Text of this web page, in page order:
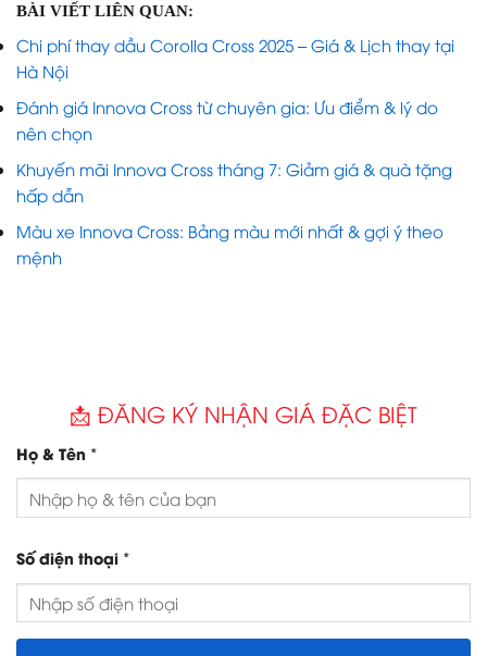
BÀI VIẾT LIÊN QUAN:
Chi phí thay dầu Corolla Cross 2025 – Giá & Lịch thay tại
Hà Nội
Đánh giá Innova Cross từ chuyên gia: Ưu điểm & lý do
nên chọn
Khuyến mãi Innova Cross tháng 7: Giảm giá & quà tặng
hấp dẫn
Màu xe Innova Cross: Bảng màu mới nhất & gợi ý theo
mệnh
📩 ĐĂNG KÝ NHẬN GIÁ ĐẶC BIỆT
Họ & Tên *
Số điện thoại *